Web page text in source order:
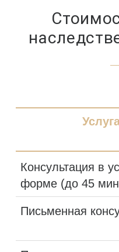
Консультация в
форме (до 45
Письменная